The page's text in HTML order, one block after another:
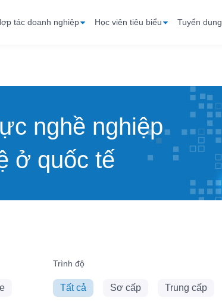
tác doanh nghiệp Học viên tiêu biểu Tuyển dụng
nghề nghiệp
ở quốc tế
Trình độ
Tất cả Sơ cấp Trung cấp